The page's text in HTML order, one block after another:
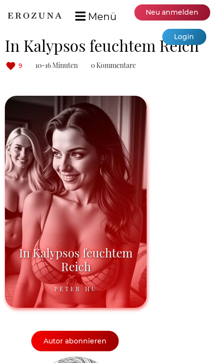
Menü Neu anmelden
Login
In Kalypsos feuchtem Reich
9 10-16 Minuten 0 Kommentare
In Kalypsos feuchtem
Reich
PETER HU
Autor abonnieren